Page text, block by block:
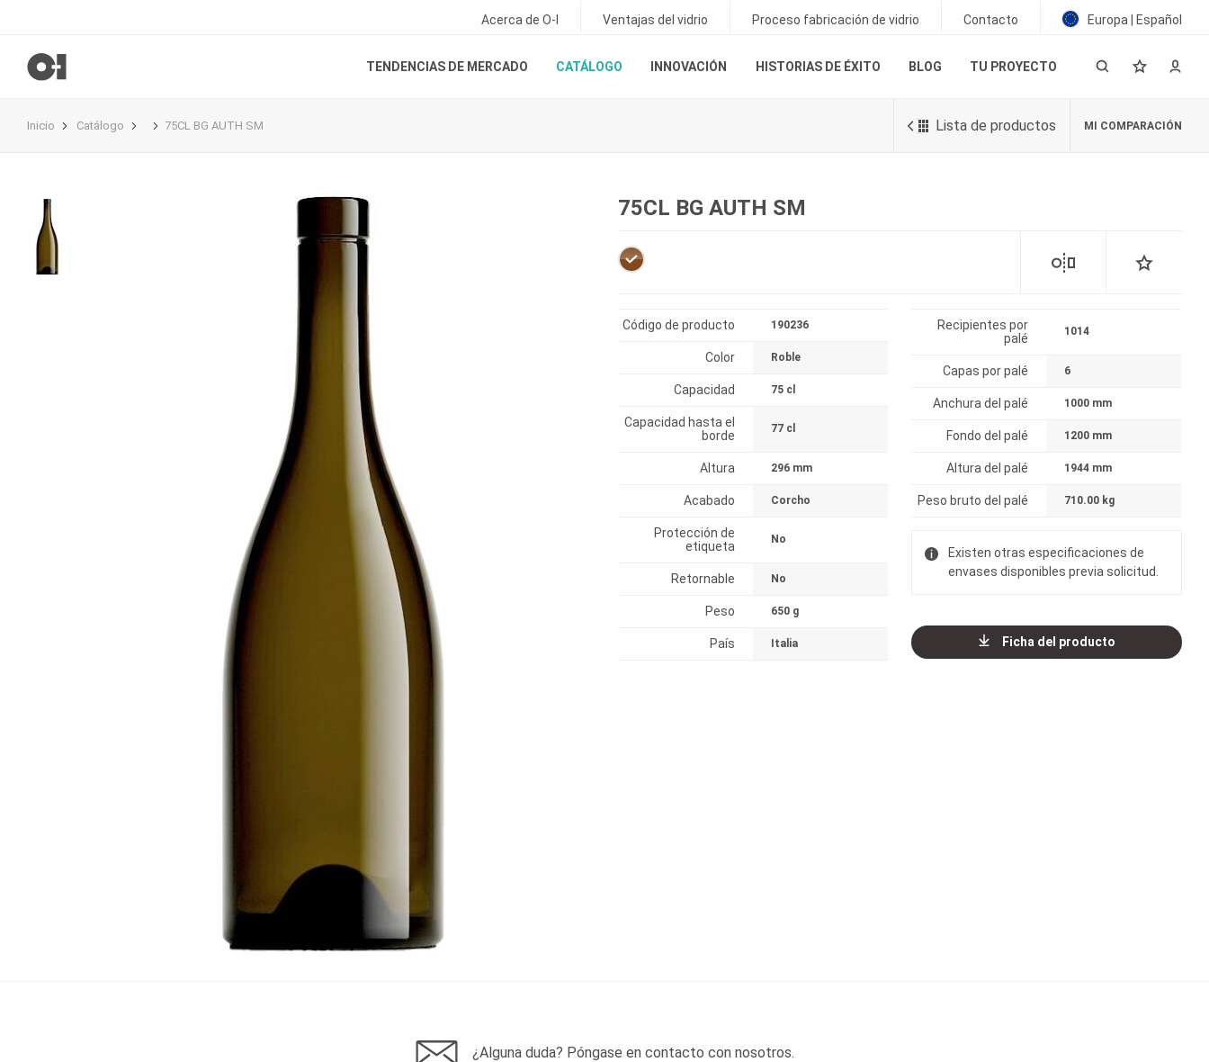
Acerca de O-I Ventajas del vidrio Proceso fabricación de vidrio Contacto Europa | Español
TENDENCIAS DE MERCADO CATÁLOGO INNOVACIÓN HISTORIAS DE ÉXITO BLOG TU PROYECTO
Inicio Catálogo 75CL BG AUTH SM Lista de productos MI COMPARACIÓN
75CL BG AUTH SM
Código de producto 190236
Color Roble
Capacidad 75 cl
Capacidad hasta el
borde
77 cl
Altura 296 mm
Acabado Corcho
Protección de
etiqueta
No
Retornable No
Peso 650 g
País Italia
Recipientes por
palé
1014
Capas por palé 6
Anchura del palé 1000 mm
Fondo del palé 1200 mm
Altura del palé 1944 mm
Peso bruto del palé 710.00 kg
Existen otras especificaciones de
envases disponibles previa solicitud.
Ficha del producto
¿Alguna duda? Póngase en contacto con nosotros.